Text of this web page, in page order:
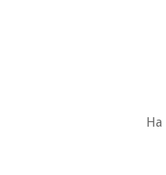
На